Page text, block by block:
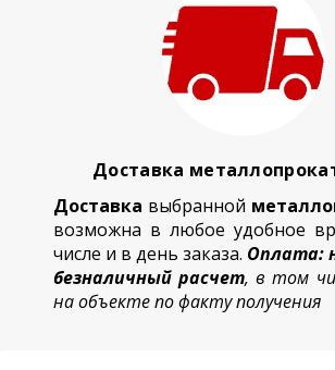
Доставка
Доставка выбранной
возможна в любое удобное
числе и в день заказа. Оплата:
безналичный расчет, в том
на объекте по факту получения